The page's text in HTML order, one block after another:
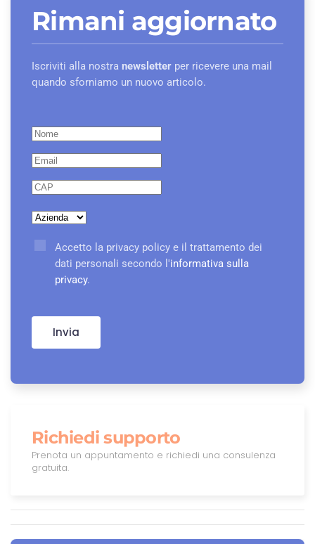
Rimani aggiornato
Iscriviti alla nostra newsletter per ricevere una mail
quando sforniamo un nuovo articolo.
Accetto la privacy policy e il trattamento dei
dati personali secondo l'informativa sulla
privacy.
Invia
Richiedi supporto
Prenota un appuntamento e richiedi una consulenza
gratuita.